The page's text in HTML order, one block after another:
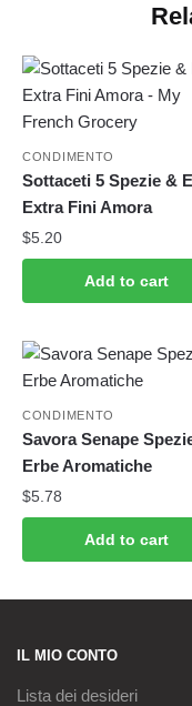
CONDIMENTO
Sottaceti 5 Spezie &
Extra Fini Amora
$5.20
Add to cart
CONDIMENTO
Savora Senape
Erbe Aromatiche
$5.78
Add to cart
IL MIO CONTO
Lista dei desideri